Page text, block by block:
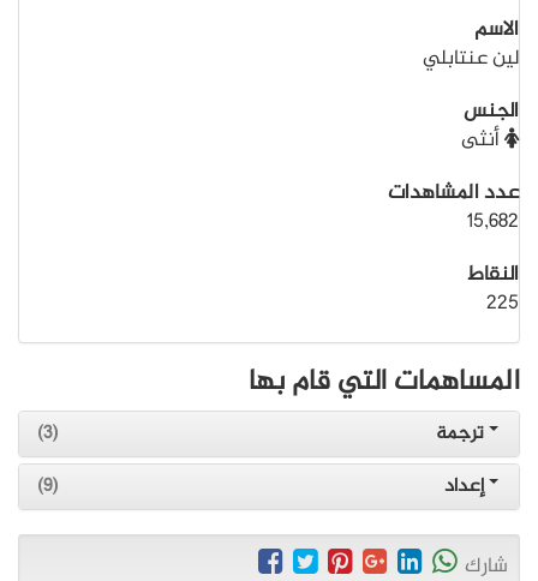
الاسم
لين عنتابلي
الجنس
أنثى
عدد المشاهدات
15,682
النقاط
225
المساهمات التي قام بها
ترجمة
(3)
إعداد
(9)
شارك